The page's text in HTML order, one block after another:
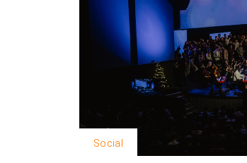
Social